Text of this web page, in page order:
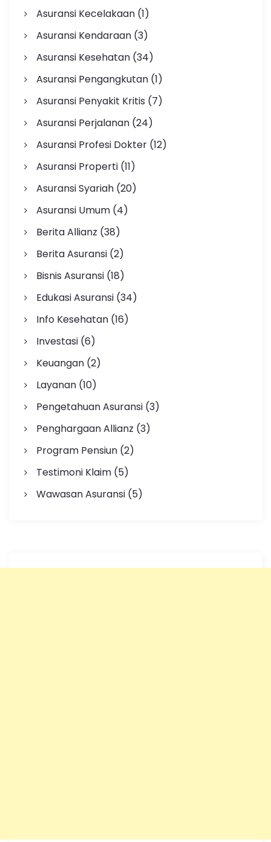
Asuransi Kecelakaan(1)
Asuransi Kendaraan(3)
Asuransi Kesehatan(34)
Asuransi Pengangkutan(1)
Asuransi Penyakit Kritis (7)
Asuransi Perjalanan(24)
Asuransi Profesi Dokter(12)
Asuransi Properti(11)
Asuransi Syariah(20)
Asuransi Umum(4)
Berita Allianz (38)
Berita Asuransi(2)
Bisnis Asuransi(18)
Edukasi Asuransi(34)
Info Kesehatan(16)
Investasi(6)
Keuangan(2)
Layanan(10)
Pengetahuan Asuransi(3)
Penghargaan Allianz (3)
Program Pensiun(2)
Testimoni Klaim(5)
Wawasan Asuransi(5)